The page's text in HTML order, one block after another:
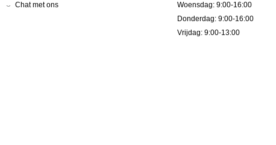
Chat met ons
Woensdag: 9:00-16:00
Donderdag: 9:00-16:00
Vrijdag: 9:00-13:00